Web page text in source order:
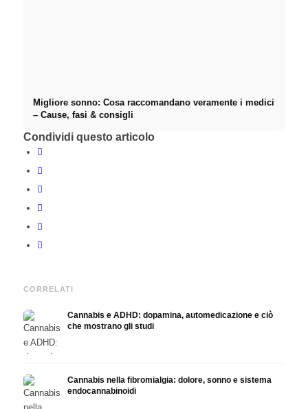
Migliore sonno: Cosa raccomandano veramente i medici
– Cause, fasi & consigli
Condividi questo articolo
CORRELATI
Cannabis e ADHD: dopamina, automedicazione e ciò
che mostrano gli studi
Cannabis nella fibromialgia: dolore, sonno e sistema
endocannabinoidi